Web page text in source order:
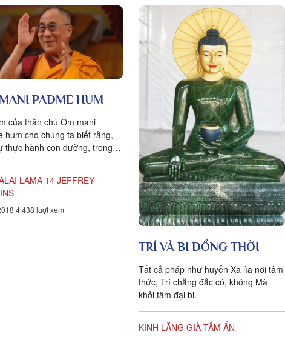
PADME HUM
của thần chú Om mani
hum cho chúng ta biết rằng,
thực hành con đường, trong
làm cho thân, ngữ, tâm bất
chúng ta thành thân, ngữ,
tịnh siêu việt của một vị
LAMA 14 JEFFREY
4,438 lượt xem
TRÍ VÀ BI ĐỒNG THỜI
Tất cả pháp như huyễn Xa lìa nơi tâm
thức, Trí chẳng đắc có, không Mà
khởi tâm đại bi.
KINH LĂNG GIÀ TÂM ẤN